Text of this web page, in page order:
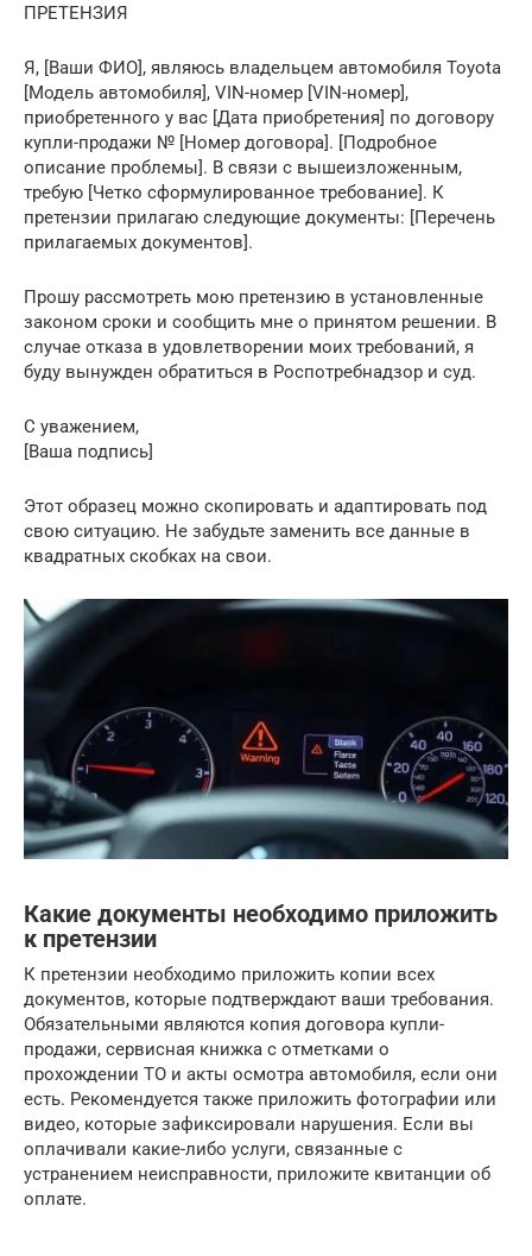
ПРЕТЕНЗИЯ
Я, [Ваши ФИО], являюсь владельцем автомобиля Toyota
[Модель автомобиля], VIN-номер [VIN-номер],
приобретенного у вас [Дата приобретения] по договору
купли-продажи № [Номер договора]. [Подробное
описание проблемы]. В связи с вышеизложенным,
требую [Четко сформулированное требование]. К
претензии прилагаю следующие документы: [Перечень
прилагаемых документов].
Прошу рассмотреть мою претензию в установленные
законом сроки и сообщить мне о принятом решении. В
случае отказа в удовлетворении моих требований, я
буду вынужден обратиться в Роспотребнадзор и суд.
С уважением,
[Ваша подпись]
Этот образец можно скопировать и адаптировать под
свою ситуацию. Не забудьте заменить все данные в
квадратных скобках на свои.
Какие документы необходимо приложить
к претензии
К претензии необходимо приложить копии всех
документов, которые подтверждают ваши требования.
Обязательными являются копия договора купли-
продажи, сервисная книжка с отметками о
прохождении ТО и акты осмотра автомобиля, если они
есть. Рекомендуется также приложить фотографии или
видео, которые зафиксировали нарушения. Если вы
оплачивали какие-либо услуги, связанные с
устранением неисправности, приложите квитанции об
оплате.